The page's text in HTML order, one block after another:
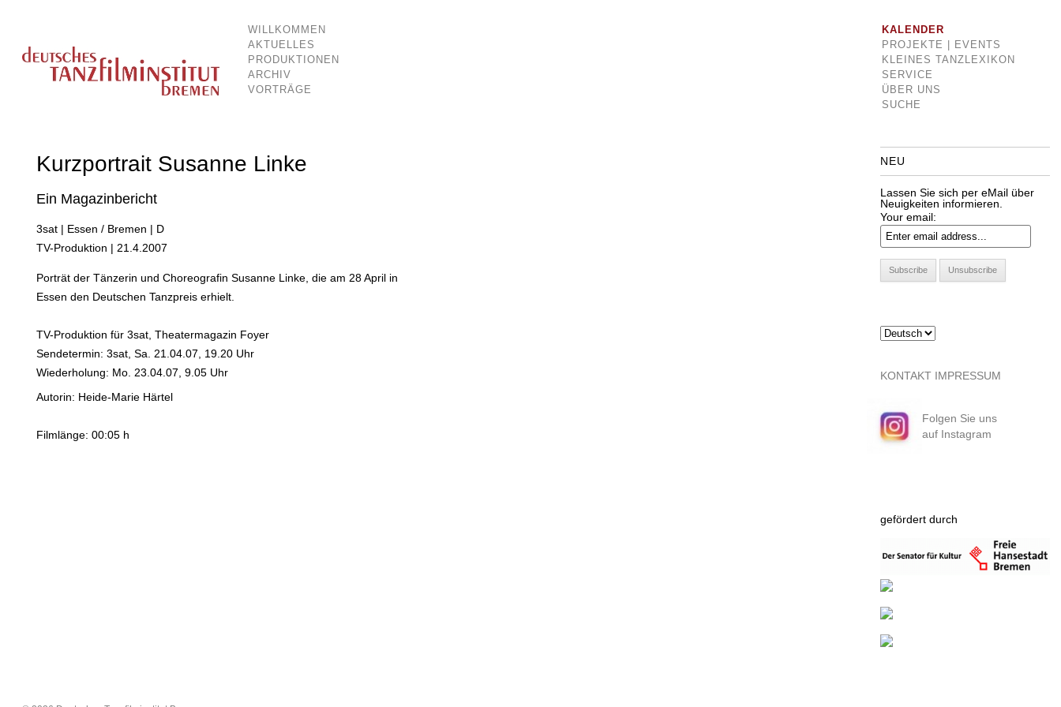
Deutsches Tanzfilminstitut Bremen
WILLKOMMEN
AKTUELLES
PRODUKTIONEN
ARCHIV
VORTRÄGE
KALENDER
PROJEKTE | EVENTS
KLEINES TANZLEXIKON
SERVICE
ÜBER UNS
SUCHE
Kurzportrait Susanne Linke
Ein Magazinbericht
3sat | Essen / Bremen | D
TV-Produktion | 21.4.2007
Porträt der Tänzerin und Choreografin Susanne Linke, die am 28 April in
Essen den Deutschen Tanzpreis erhielt.
TV-Produktion für 3sat, Theatermagazin Foyer
Sendetermin: 3sat, Sa. 21.04.07, 19.20 Uhr
Wiederholung: Mo. 23.04.07, 9.05 Uhr
Autorin: Heide-Marie Härtel
Filmlänge: 00:05 h
NEU
Lassen Sie sich per eMail über
Neuigkeiten informieren.
Your email:
KONTAKT IMPRESSUM
Folgen Sie uns
auf Instagram
gefördert durch